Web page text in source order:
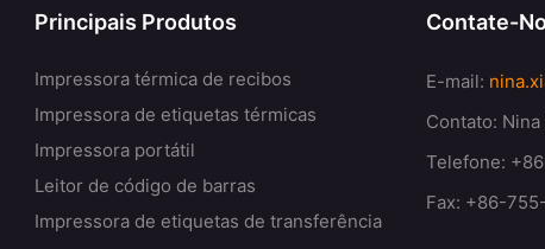
Principais Produtos
Impressora térmica de recibos
Impressora de etiquetas térmicas
Impressora portátil
Leitor de código de barras
Impressora de etiquetas de transferência
Contate-
E-mail:
Contato: Nina
Telefone:
Fax: +86-